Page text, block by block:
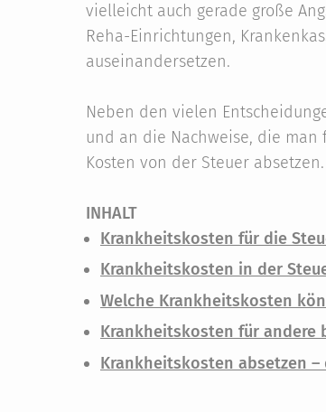
vielleicht auch gerade große
Reha-Einrichtungen,
auseinandersetzen.
Neben den vielen
und an die Nachweise, die
Kosten von der Steuer absetzen.
INHALT
Krankheitskosten für die
Krankheitskosten in der
Welche Krankheitskosten
Krankheitskosten für andere
Krankheitskosten absetzen